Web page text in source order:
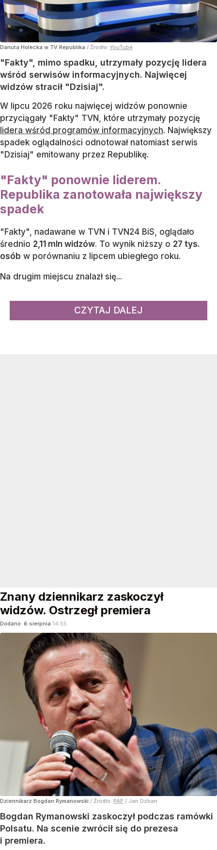
Danuta Holecka w TV Republika / Źródło: YouTube
"Fakty", mimo spadku, utrzymały pozycję lidera
wśród serwisów informacyjnych. Najwięcej
widzów stracił "Dzisiaj".
W lipcu 2026 roku najwięcej widzów ponownie
przyciągały "Fakty" TVN, które utrzymały pozycję
lidera wśród programów informacyjnych. Największy
spadek oglądalności odnotował natomiast serwis
"Dzisiaj" emitowany przez Republikę.
"Fakty" ponownie liderem.
Republika zanotowała największy
spadek
"Fakty", nadawane w TVN i TVN24 BiS, oglądało
średnio 2,11 mln widzów. To wynik niższy o 27 tys.
osób w porównaniu z lipcem ubiegłego roku.
Na drugim miejscu znalazł się...
CZYTAJ DALEJ
Znany dziennikarz zaskoczył
widzów. Ostrzegł premiera
Dodano: 6 sierpnia 14:55
Dziennikarz Bogdan Rymanowski / Źródło: PAP / Jan Dzban
Bogdan Rymanowski zaskoczył podczas ramówki
Polsatu. Na scenie zwrócił się do prezesa
i premiera.